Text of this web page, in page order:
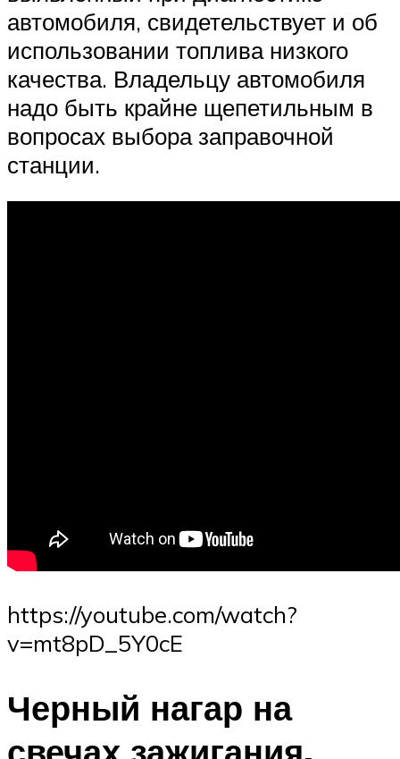
автомобиля, свидетельствует и об
использовании топлива низкого
качества. Владельцу автомобиля
надо быть крайне щепетильным в
вопросах выбора заправочной
станции.
https://youtube.com/watch?
v=mt8pD_5Y0cE
Черный нагар на